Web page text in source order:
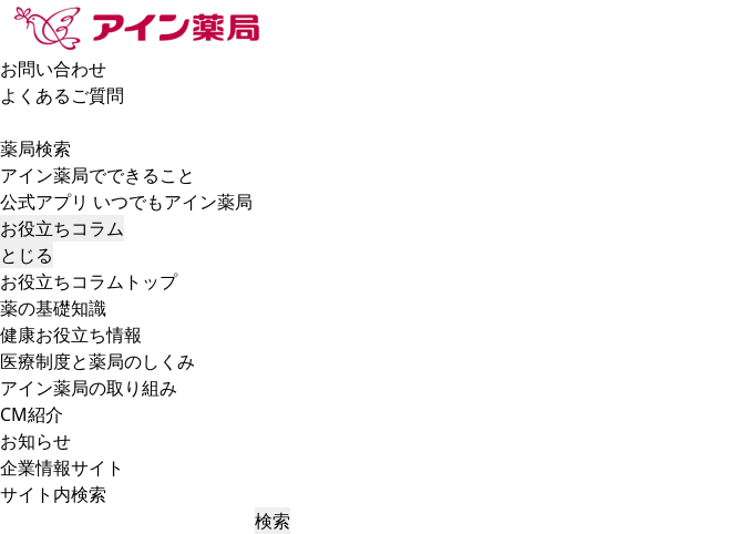
お問い合わせ
よくあるご質問
薬局検索
アイン薬局でできること
公式アプリ いつでもアイン薬局
お役立ちコラム
とじる
お役立ちコラムトップ
薬の基礎知識
健康お役立ち情報
医療制度と薬局のしくみ
アイン薬局の取り組み
CM紹介
お知らせ
企業情報サイト
サイト内検索
検索